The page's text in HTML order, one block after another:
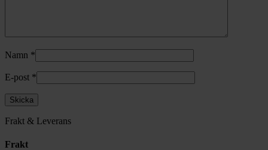
Namn *
E-post *
Frakt & Leverans
Frakt